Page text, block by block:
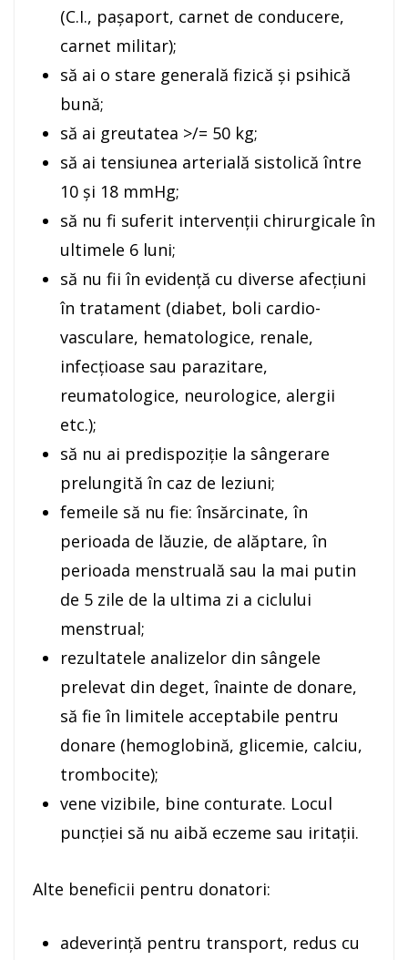
(C.I., paşaport, carnet de conducere,
carnet militar);
să ai o stare generală fizică şi psihică
bună;
să ai greutatea >/= 50 kg;
să ai tensiunea arterială sistolică între
10 şi 18 mmHg;
să nu fi suferit intervenţii chirurgicale în
ultimele 6 luni;
să nu fii în evidenţă cu diverse afecţiuni
în tratament (diabet, boli cardio-
vasculare, hematologice, renale,
infecţioase sau parazitare,
reumatologice, neurologice, alergii
etc.);
să nu ai predispoziţie la sângerare
prelungită în caz de leziuni;
femeile să nu fie: însărcinate, în
perioada de lăuzie, de alăptare, în
perioada menstruală sau la mai putin
de 5 zile de la ultima zi a ciclului
menstrual;
rezultatele analizelor din sângele
prelevat din deget, înainte de donare,
să fie în limitele acceptabile pentru
donare (hemoglobină, glicemie, calciu,
trombocite);
vene vizibile, bine conturate. Locul
puncţiei să nu aibă eczeme sau iritaţii.
Alte beneficii pentru donatori:
adeverinţă pentru transport, redus cu